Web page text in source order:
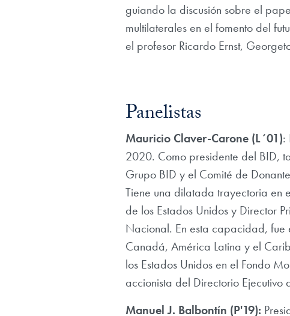
guiando la discusión sobre el
multilaterales en el fomento del
el profesor Ricardo Ernst,
Panelistas
Mauricio Claver-Carone (L´01):
2020. Como presidente del BID,
Grupo BID y el Comité de
Tiene una dilatada trayectoria en
de los Estados Unidos y Director
Nacional. En esta capacidad, fue
Canadá, América Latina y el
los Estados Unidos en el Fondo
accionista del Directorio Ejecutivo
Manuel J. Balbontín (P'19):